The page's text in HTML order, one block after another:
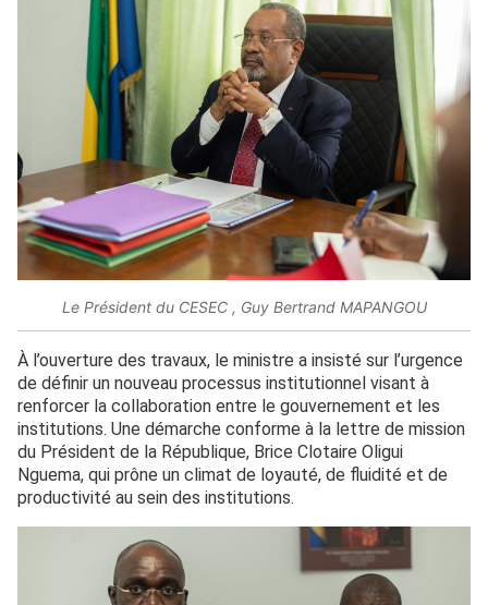
Le Président du CESEC , Guy Bertrand MAPANGOU
À l’ouverture des travaux, le ministre a insisté sur l’urgence
de définir un nouveau processus institutionnel visant à
renforcer la collaboration entre le gouvernement et les
institutions. Une démarche conforme à la lettre de mission
du Président de la République, Brice Clotaire Oligui
Nguema, qui prône un climat de loyauté, de fluidité et de
productivité au sein des institutions.